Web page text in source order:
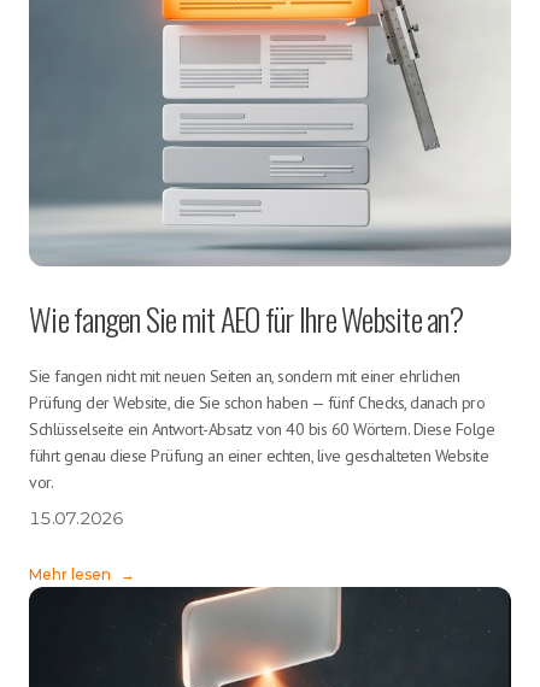
Wie fangen Sie mit AEO für Ihre Website an?
Sie fangen nicht mit neuen Seiten an, sondern mit einer ehrlichen
Prüfung der Website, die Sie schon haben — fünf Checks, danach pro
Schlüsselseite ein Antwort-Absatz von 40 bis 60 Wörtern. Diese Folge
führt genau diese Prüfung an einer echten, live geschalteten Website
vor.
15.07.2026
Mehr lesen →